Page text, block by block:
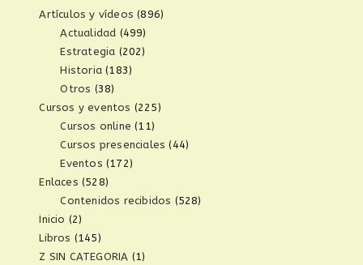
Artículos y vídeos (896)
Actualidad (499)
Estrategia (202)
Historia (183)
Otros (38)
Cursos y eventos (225)
Cursos online (11)
Cursos presenciales (44)
Eventos (172)
Enlaces (528)
Contenidos recibidos (528)
Inicio (2)
Libros (145)
Z SIN CATEGORIA (1)